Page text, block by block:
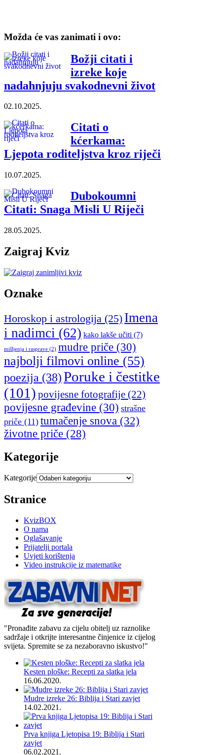
Možda će vas zanimati i ovo:
Božji citati i
izreke koje
nadahnjuju svakodnevni život
02.10.2025.
Citati o
kćerkama:
Ljepota roditeljstva kroz riječi
10.07.2025.
Dubokoumni
Citati: Snaga Misli U Riječi
28.05.2025.
Zaigraj Kviz
Oznake
Horoskop i astrologija (25) Imena
i nadimci (62) kako lakše učiti (7)
mišljenja i rasprave (2) mudre priče (30)
najbolji filmovi online (55)
poezija (38)Poruke i čestitke
(101) povijesne fotografije (22)
povijesne građevine (30) strašne
priče (11) tumačenje snova (32)
životne priče (28)
Kategorije
Kategorije
Stranice
KvizBOX
O nama
Oglašavanje
Prijatelji portala
Uvjeti korištenja
Video instrukcije iz matematike
"Pronađite zabavu za cijelu obitelj uz raznolike
sadržaje i otkrijte interesantne činjenice iz cijelog
svijeta. Spremite se za nezaboravno iskustvo!"
Kesten ploške: Recepti za slatka jela
16.06.2020.
Mudre izreke 26: Biblija i Stari zavjet
14.02.2021.
Prva knjiga Ljetopisa 19: Biblija i Stari
zavjet
06.02.2021.